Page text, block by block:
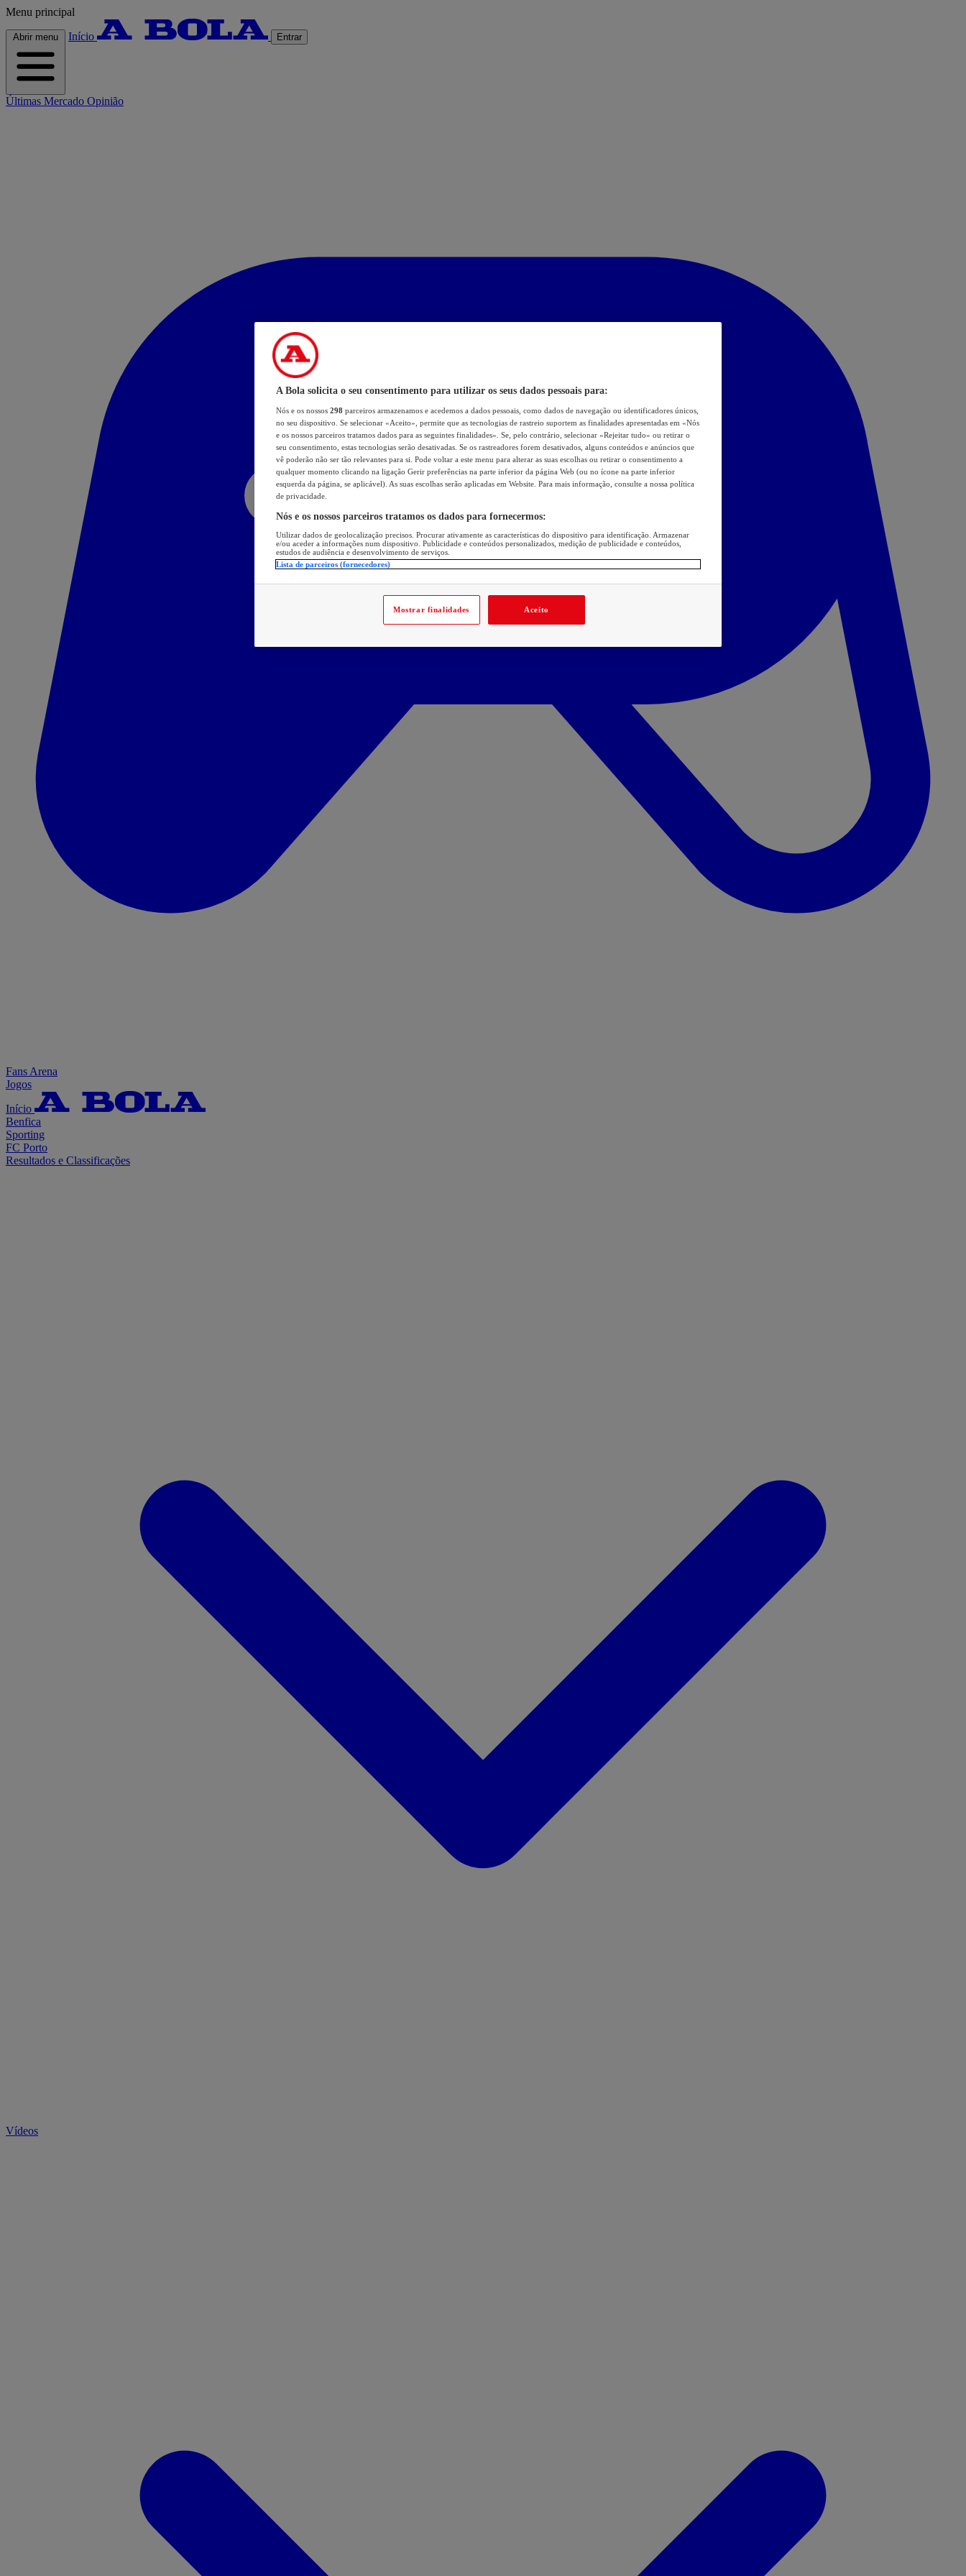
Menu principal
Abrir menu Início Entrar
Últimas Mercado Opinião
Fans Arena
Jogos
Início
Benfica
Sporting
FC Porto
Resultados e Classificações
Vídeos
A Bola solicita o seu consentimento para utilizar os seus dados pessoais para:
Nós e os nossos 298 parceiros armazenamos e acedemos a dados pessoais, como dados de navegação ou identificadores únicos,
no seu dispositivo. Se selecionar «Aceito», permite que as tecnologias de rastreio suportem as finalidades apresentadas em «Nós
e os nossos parceiros tratamos dados para as seguintes finalidades». Se, pelo contrário, selecionar «Rejeitar tudo» ou retirar o
seu consentimento, estas tecnologias serão desativadas. Se os rastreadores forem desativados, alguns conteúdos e anúncios que
vê poderão não ser tão relevantes para si. Pode voltar a este menu para alterar as suas escolhas ou retirar o consentimento a
qualquer momento clicando na ligação Gerir preferências na parte inferior da página Web (ou no ícone na parte inferior
esquerda da página, se aplicável). As suas escolhas serão aplicadas em Website. Para mais informação, consulte a nossa política
de privacidade.
Nós e os nossos parceiros tratamos os dados para fornecermos:
Utilizar dados de geolocalização precisos. Procurar ativamente as características do dispositivo para identificação. Armazenar
e/ou aceder a informações num dispositivo. Publicidade e conteúdos personalizados, medição de publicidade e conteúdos,
estudos de audiência e desenvolvimento de serviços.
Lista de parceiros (fornecedores)
Mostrar finalidades Aceito